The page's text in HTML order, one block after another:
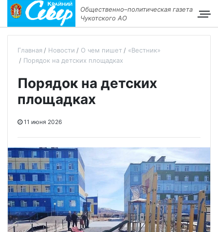
Общественно–политическая газета
Чукотского АО
Главная Новости О чем пишет
«Вестник»
Порядок на детских площадках
Порядок на детских
площадках
11 июня 2026